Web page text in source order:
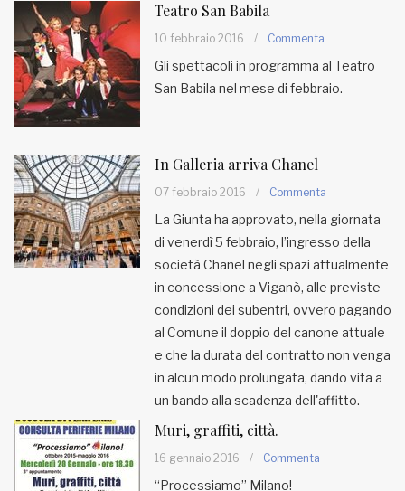
Teatro San Babila
10 febbraio 2016 / Commenta
Gli spettacoli in programma al Teatro
San Babila nel mese di febbraio.
In Galleria arriva Chanel
07 febbraio 2016 / Commenta
La Giunta ha approvato, nella giornata
di venerdì 5 febbraio, l’ingresso della
società Chanel negli spazi attualmente
in concessione a Viganò, alle previste
condizioni dei subentri, ovvero pagando
al Comune il doppio del canone attuale
e che la durata del contratto non venga
in alcun modo prolungata, dando vita a
un bando alla scadenza dell'affitto.
Muri, graffiti, città.
16 gennaio 2016 / Commenta
“Processiamo” Milano!